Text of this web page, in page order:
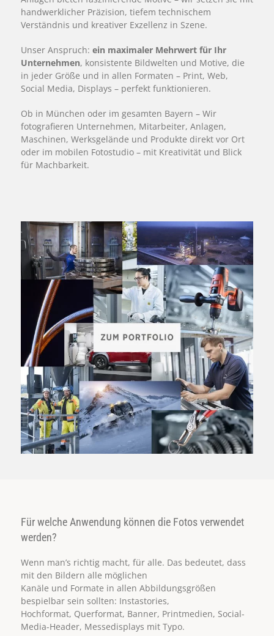
handwerklicher Präzision, tiefem technischem
Verständnis und kreativer Exzellenz in Szene.
Unser Anspruch: ein maximaler Mehrwert für Ihr
Unternehmen, konsistente Bildwelten und Motive, die
in jeder Größe und in allen Formaten – Print, Web,
Social Media, Displays – perfekt funktionieren.
Ob in München oder im gesamten Bayern – Wir
fotografieren Unternehmen, Mitarbeiter, Anlagen,
Maschinen, Werksgelände und Produkte direkt vor Ort
oder im mobilen Fotostudio – mit Kreativität und Blick
für Machbarkeit.
Für welche Anwendung können die Fotos verwendet
werden?
Wenn man’s richtig macht, für alle. Das bedeutet, dass
mit den Bildern alle möglichen
Kanäle und Formate in allen Abbildungsgrößen
bespielbar sein sollten: Instastories,
Hochformat, Querformat, Banner, Printmedien, Social-
Media-Header, Messedisplays mit Typo.